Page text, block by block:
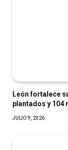
León fortalece
plantados y 104
JULIO 9, 2026